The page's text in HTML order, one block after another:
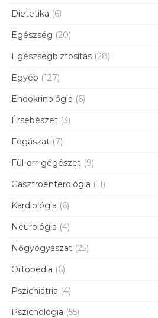
Dietetika (6)
Egészség (20)
Egészségbiztosítás (28)
Egyéb (127)
Endokrinológia (6)
Érsebészet (3)
Fogászat (7)
Fül-orr-gégészet (9)
Gasztroenterológia (11)
Kardiológia (6)
Neurológia (4)
Nőgyógyászat (25)
Ortopédia (6)
Pszichiátria (4)
Pszichológia (55)